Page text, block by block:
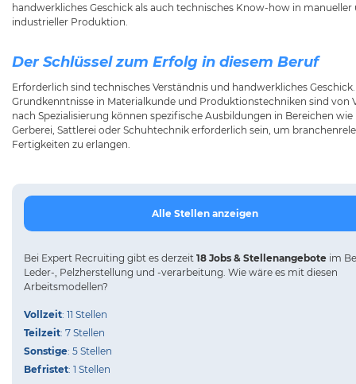
handwerkliches Geschick als auch technisches Know-how in manueller
industrieller Produktion.
Der Schlüssel zum Erfolg in diesem Beruf
Erforderlich sind technisches Verständnis und handwerkliches Geschick.
Grundkenntnisse in Materialkunde und Produktionstechniken sind von
nach Spezialisierung können spezifische Ausbildungen in Bereichen wie
Gerberei, Sattlerei oder Schuhtechnik erforderlich sein, um
Fertigkeiten zu erlangen.
Alle Stellen anzeigen
Bei Expert Recruiting gibt es derzeit 18 Jobs & Stellenangebote im
Leder-, Pelzherstellung und -verarbeitung. Wie wäre es mit diesen
Arbeitsmodellen?
Vollzeit: 11 Stellen
Teilzeit: 7 Stellen
Sonstige: 5 Stellen
Befristet: 1 Stellen